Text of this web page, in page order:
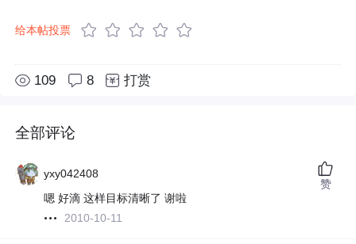
给本帖投票
109 8 打赏
全部评论
yxy042408
嗯 好滴 这样目标清晰了 谢啦
2010-10-11
赞